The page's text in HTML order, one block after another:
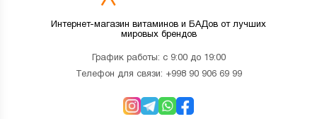
Интернет-магазин витаминов и БАДов от лучших
мировых брендов
График работы: с 9:00 до 19:00
Телефон для связи: +998 90 906 69 99